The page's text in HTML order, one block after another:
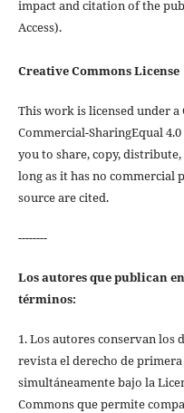
impact and citation of the
Access).
Creative Commons License
This work is licensed under
Commercial-SharingEqual
you to share, copy,
long as it has no commercial
source are cited.
--------
Los autores que publican
términos:
1. Los autores conservan los
revista el derecho de
simultáneamente bajo la
Commons que permite